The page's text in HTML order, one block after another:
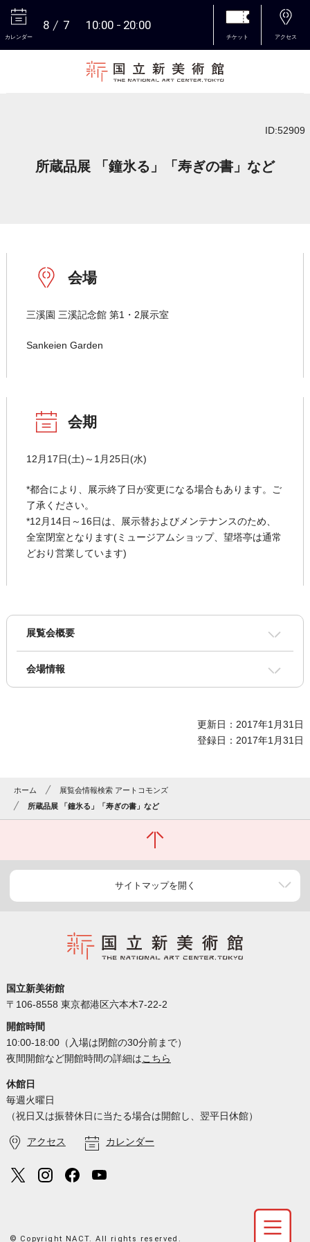
カレンダー
8 7 10:00 20:00
チケット アクセス
ID:52909
所蔵品展 「鐘氷る」「寿ぎの書」など
会場
三溪園 三溪記念館 第1・2展示室
Sankeien Garden
会期
12月17日(土)～1月25日(水)
*都合により、展示終了日が変更になる場合もあります。ご
了承ください。
*12月14日～16日は、展示替およびメンテナンスのため、
全室閉室となります(ミュージアムショップ、望塔亭は通常
どおり営業しています)
展覧会概要
会場情報
更新日：2017年1月31日
登録日：2017年1月31日
ホーム
展覧会情報検索 アートコモンズ
所蔵品展 「鐘氷る」「寿ぎの書」など
サイトマップを開く
国立新美術館
〒106-8558 東京都港区六本木7-22-2
開館時間
10:00-18:00（入場は閉館の30分前まで）
夜間開館など開館時間の詳細はこちら
休館日
毎週火曜日
（祝日又は振替休日に当たる場合は開館し、翌平日休館）
アクセス カレンダー
© Copyright NACT. All rights reserved.